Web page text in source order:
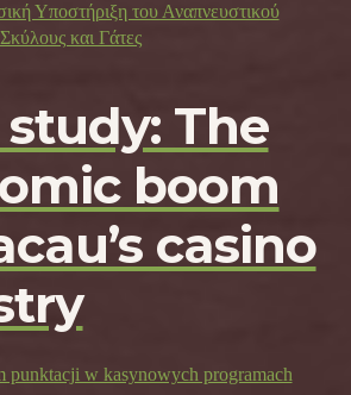
Υποστήριξη του Αναπνευστικού
και Γάτες
study: The
boom
casino
punktacji w kasynowych programach